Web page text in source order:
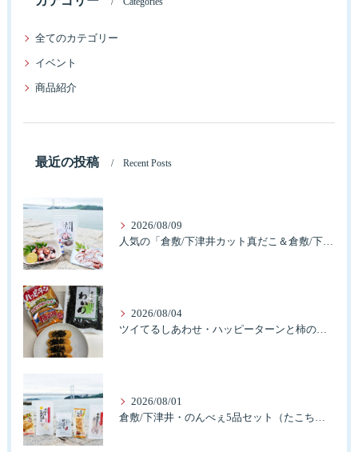
全てのカテゴリー
イベント
商品紹介
最近の投稿 Recent Posts
2026/08/09
人気の「倉敷/下津井カット真だこ＆倉敷/下津井産真だこ唐揚げ・セット」簡単に食べれますよ。
2026/08/04
ツイてるしあわせ・ハッピーターンと柿の種とそふとわかめふりかけとタコふりかけ・ハッピーコラボレーション
2026/08/01